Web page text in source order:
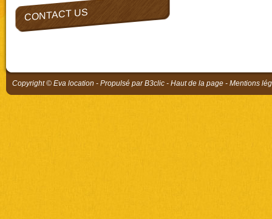
CONTACT US
Copyright © Eva location - Propulsé parB3clic - Haut de la page - Mentions